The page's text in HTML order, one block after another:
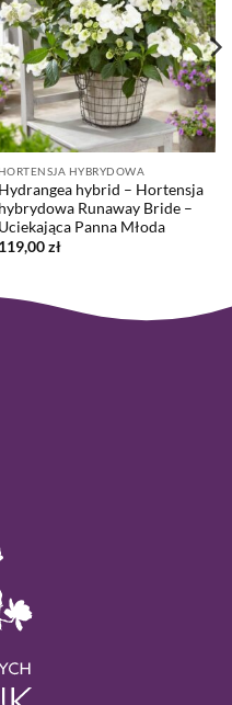
HORTENSJA HYBRYDOWA
Hydrangea hybrid – Hortensja
hybrydowa Runaway Bride –
Uciekająca Panna Młoda
119,00zł